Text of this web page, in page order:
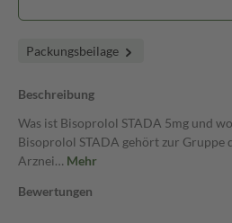
Packungsbeilage
Beschreibung
Was ist Bisoprolol STADA 5mg und
Bisoprolol STADA gehört zur Gruppe
Arznei… Mehr
Bewertungen